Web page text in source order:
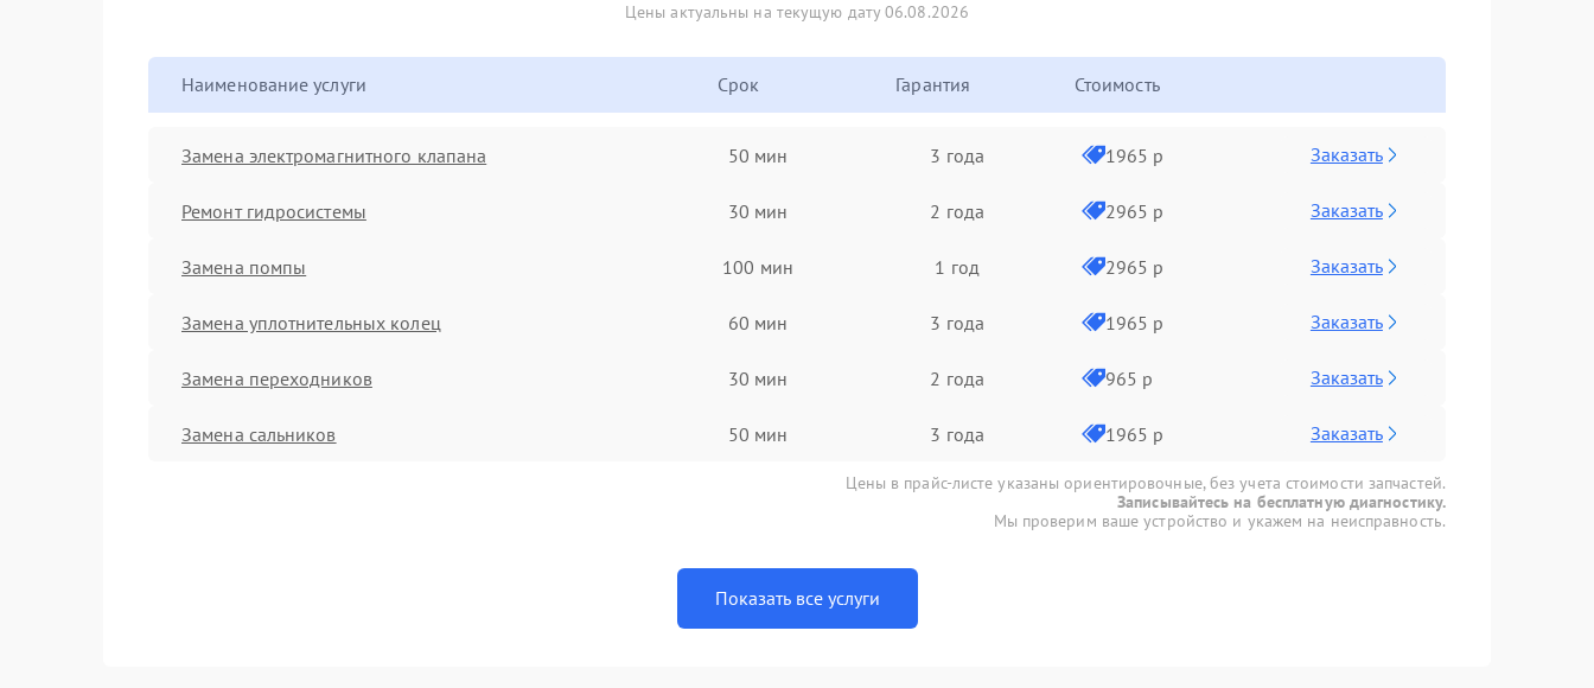
Цены актуальны на текущую дату 06.08.2026
Наименование услуги Срок Гарантия Стоимость
Замена электромагнитного клапана 50 мин 3 года 1965 р Заказать
Ремонт гидросистемы 30 мин 2 года 2965 р Заказать
Замена помпы 100 мин 1 год 2965 р Заказать
Замена уплотнительных колец 60 мин 3 года 1965 р Заказать
Замена переходников 30 мин 2 года 965 р Заказать
Замена сальников 50 мин 3 года 1965 р Заказать
Цены в прайс-листе указаны ориентировочные, без учета стоимости запчастей.
Записывайтесь на бесплатную диагностику.
Мы проверим ваше устройство и укажем на неисправность.
Показать все услуги